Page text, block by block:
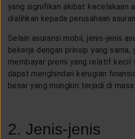
yang signifikan akibat kecelakaan
dialihkan kepada perusahaan
Selain asuransi mobil, jenis-jenis
bekerja dengan prinsip yang sama,
membayar premi yang relatif kecil
dapat menghindari kerugian
besar yang mungkin terjadi di masa
2. Jenis-jenis